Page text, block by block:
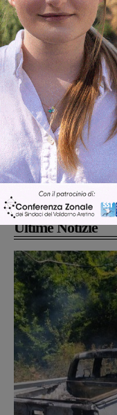
Cronaca 3 Agosto
Scomparso da
Fiorentino
Levane nel 2020
Articolo precedente
Gioco d’azzardo patologico:
dalla Regione Toscana 6
azioni di contrasto
Ultime Notizie